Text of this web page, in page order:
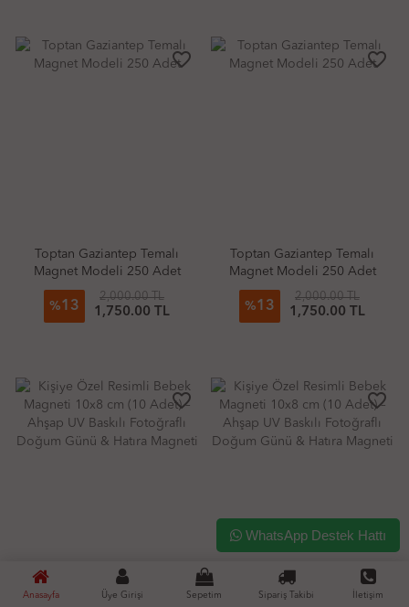
Anasayfa Üye Girişi Sepetim Sipariş Takibi İletişim
favorite_border
Toptan Gaziantep Temalı
Magnet Modeli 250 Adet
%13
2,000.00 TL
1,750.00 TL
favorite_border
Toptan Gaziantep Temalı
Magnet Modeli 250 Adet
%13
2,000.00 TL
1,750.00 TL
favorite_border
Kişiye Özel Resimli Bebek
favorite_border
Kişiye Özel Resimli Bebek
WhatsApp Destek Hattı